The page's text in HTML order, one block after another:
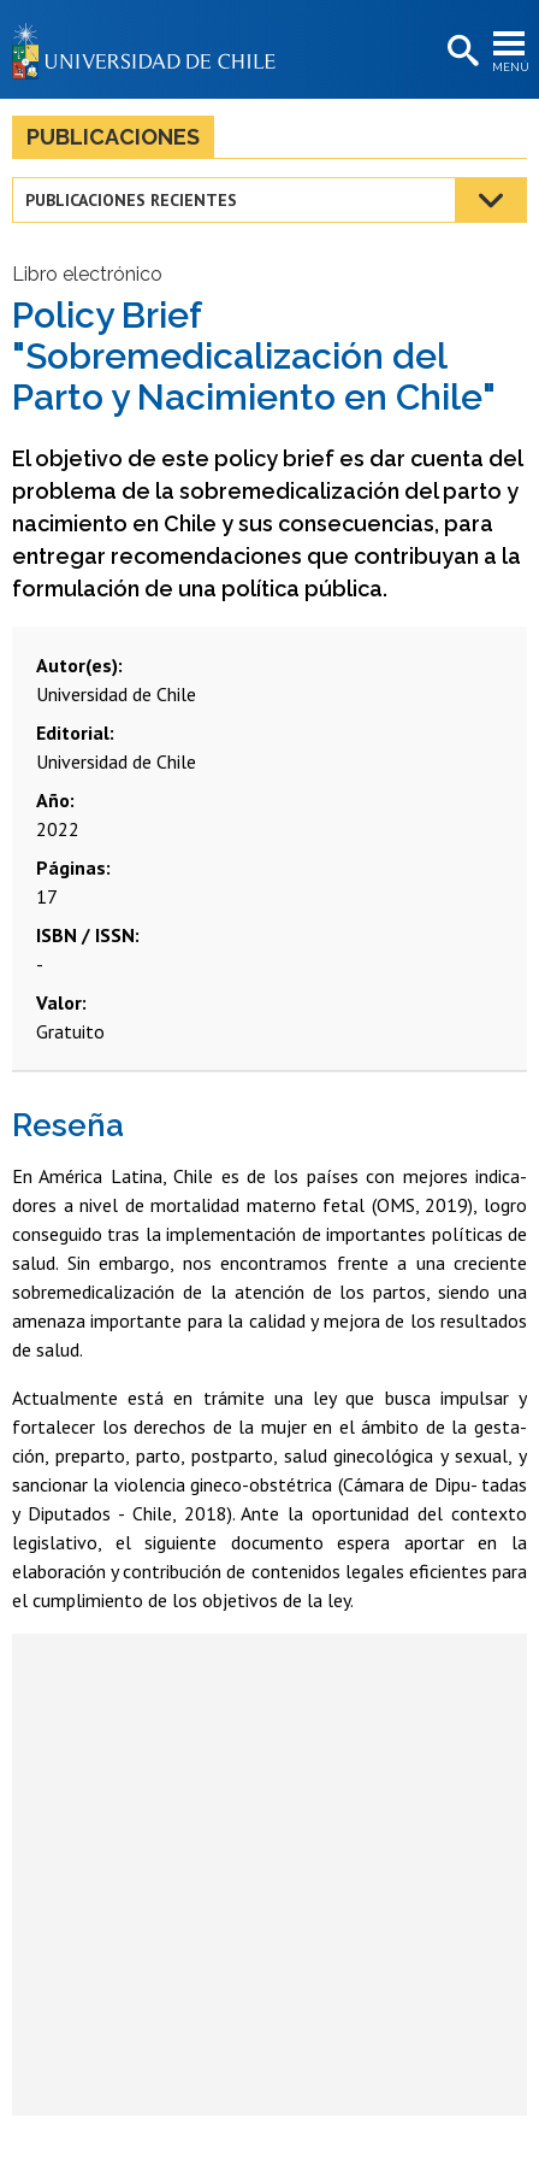
MENÚ
BIBLIOTECAS
LA UNIVERSIDAD
Estudiantes
Egresadas/os
PUBLICACIONES
PUBLICACIONES RECIENTES
Libro electrónico
Policy Brief
"Sobremedicalización del
Parto y Nacimiento en Chile"
El objetivo de este policy brief es dar cuenta del
problema de la sobremedicalización del parto y
nacimiento en Chile y sus consecuencias, para
entregar recomendaciones que contribuyan a la
formulación de una política pública.
Autor(es)
Universidad de Chile
Editorial
Universidad de Chile
Año
2022
Páginas
17
ISBN / ISSN
-
Valor
Gratuito
Reseña
En América Latina, Chile es de los países con mejores indica-
dores a nivel de mortalidad materno fetal (OMS, 2019), logro
conseguido tras la implementación de importantes políticas de
salud. Sin embargo, nos encontramos frente a una creciente
sobremedicalización de la atención de los partos, siendo una
amenaza importante para la calidad y mejora de los resultados
de salud.
Actualmente está en trámite una ley que busca impulsar y
fortalecer los derechos de la mujer en el ámbito de la gesta-
ción, preparto, parto, postparto, salud ginecológica y sexual, y
sancionar la violencia gineco-obstétrica (Cámara de Dipu- tadas
y Diputados - Chile, 2018). Ante la oportunidad del contexto
legislativo, el siguiente documento espera aportar en la
elaboración y contribución de contenidos legales eficientes para
el cumplimiento de los objetivos de la ley.